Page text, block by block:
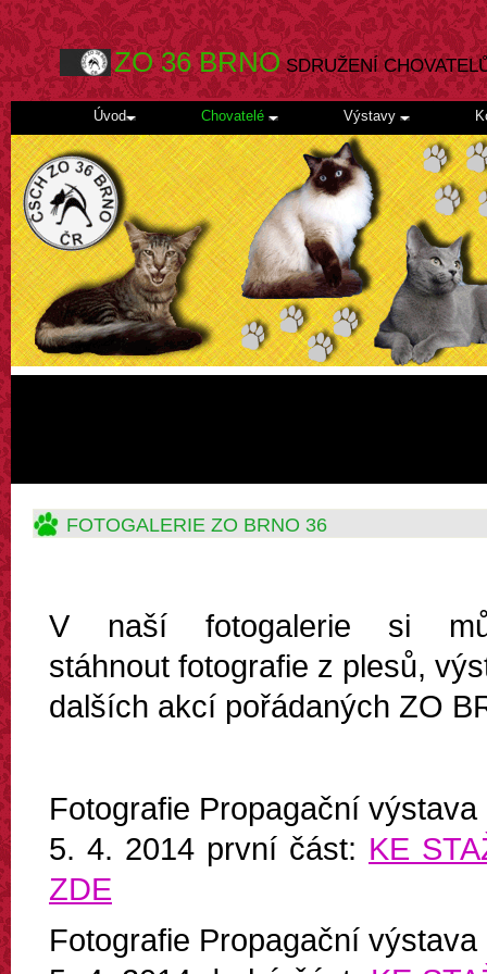
ZO 36 BRNOSDRUŽENÍ
Úvod Chovatelé Výstavy
FOTOGALERIE ZO BRNO 36
V naší fotogalerie si
stáhnout fotografie z plesů,
dalších akcí pořádaných ZO
Fotografie Propagační výstava
5. 4. 2014 první část: KE
ZDE
Fotografie Propagační výstava